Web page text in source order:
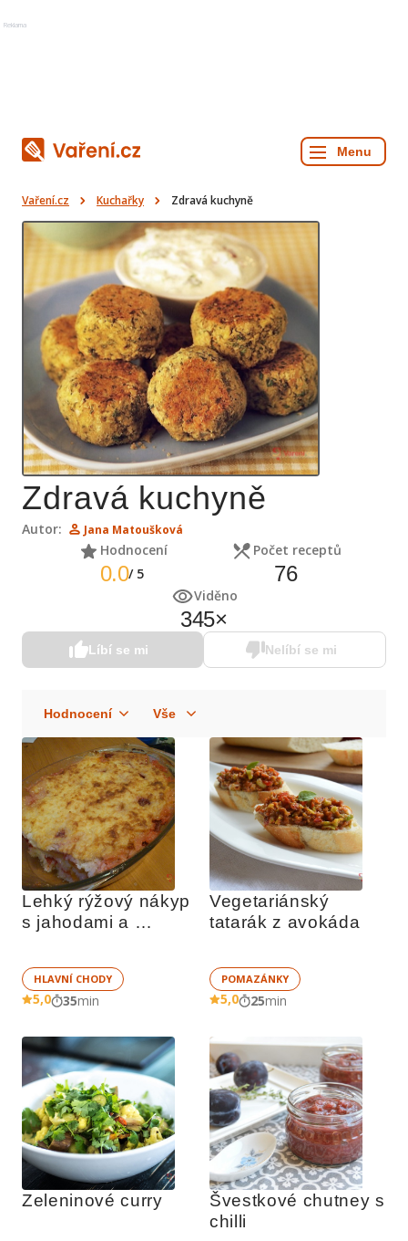
Reklama
Vaření.cz Kuchařky Zdravá kuchyně
Zdravá kuchyně
Autor: Jana Matoušková
Hodnocení
0.0/ 5
Počet receptů
76
Viděno
345×
Líbí se mi Nelíbí se mi
Lehký rýžový nákyp
s jahodami a
HLAVNÍ CHODY
5,0 35min
Vegetariánský
tatarák z avokáda
POMAZÁNKY
5,0 25min
Zeleninové curry
Švestkové chutney s
chilli